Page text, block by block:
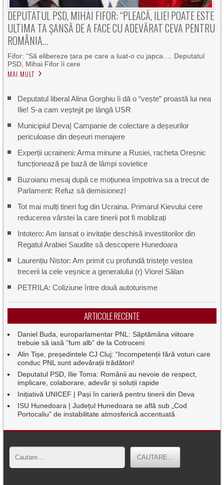
DEPUTATUL PSD, MIHAI FIFOR: “PLEACĂ, ILIE! POATE ESTE
ULTIMA TA ȘANSĂ DE A FACE CU ADEVĂRAT CEVA PENTRU
ROMÂNIA…
Fifor: “Să elibereze țara pe care a luat-o cu japca…. Deputatul
PSD, Mihai Fifor îi cere
MAI MULT
Deputatul liberal Alina Gorghiu îi dă o “vește” proastă lui nea
Ilie! S-a cam veștejit pe lângă USR
Municipiul Deva| Campanie de colectare a deșeurilor
periculoase din deșeuri menajere
Experții ucraineni: Arma minune a Rusiei, racheta Oreșnic
funcționează pe bază de lămpi sovietice
Buzoianu mesaj după ce moțiunea împotriva sa a trecut de
Parlament: Refuz să demisionez!
Tot mai mulți tineri fug din Ucraina. Primarul Kievului cere
reducerea vârstei la care tinerii pot fi moblizați
Intotero: Am lansat o invitație deschisă investitorilor din
Regatul Arabiei Saudite să descopere Hunedoara
Laurențiu Nistor: Am primit cu profundă tristeţe vestea
trecerii la cele veșnice a generalului (r) Viorel Sălan
PETRILA: Coliziune între două autoturisme
ARTICOLE RECENTE
Daniel Buda, europarlamentar PNL: Săptămâna viitoare
trebuie să iasă “fum alb” de la Cotroceni
Alin Tișe, președintele CJ Cluj: “Incompetenții fără voturi care
conduc PNL sunt adevărații trădători!
Deputatul PSD, Ilie Toma: Românii au nevoie de respect,
implicare, colaborare, adevăr și soluții rapide
Inițiativă UNICEF | Pași în carieră pentru tinerii din Deva
ISU Hunedoara | Județul Hunedoara se află sub „Cod
Portocaliu” de instabilitate atmosferică accentuată